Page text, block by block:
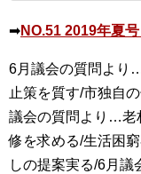
➡NO.51 2019年夏
6月議会の質問より
止策を質す/市独自
議会の質問より…老
修を求める/生活困
しの提案実る/6月議